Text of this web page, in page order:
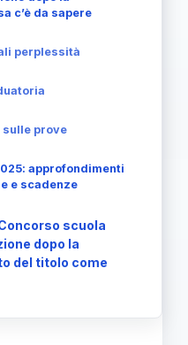
c’è da sapere
perplessità
prove
approfondimenti
e scadenze
scuola
dopo la
del titolo come